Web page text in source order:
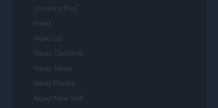
Investing Plus
Newz
Newz US
Newz California
Newz Texas
Newz Florida
Newz New York